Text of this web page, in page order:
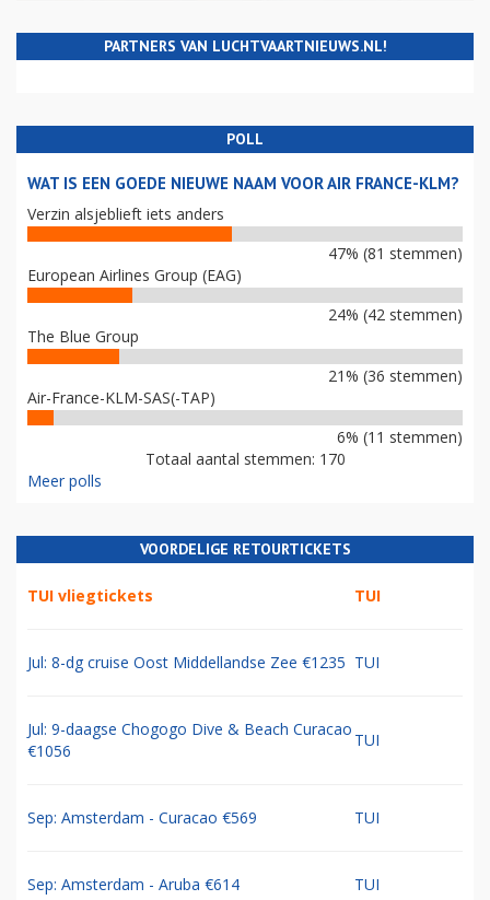
PARTNERS VAN LUCHTVAARTNIEUWS.NL!
POLL
WAT IS EEN GOEDE NIEUWE NAAM VOOR AIR FRANCE-KLM?
Verzin alsjeblieft iets anders
47% (81 stemmen)
European Airlines Group (EAG)
24% (42 stemmen)
The Blue Group
21% (36 stemmen)
Air-France-KLM-SAS(-TAP)
6% (11 stemmen)
Totaal aantal stemmen: 170
Meer polls
VOORDELIGE RETOURTICKETS
TUI vliegtickets TUI
Jul: 8-dg cruise Oost Middellandse Zee €1235 TUI
Jul: 9-daagse Chogogo Dive & Beach Curacao
€1056
TUI
Sep: Amsterdam - Curacao €569 TUI
Sep: Amsterdam - Aruba €614 TUI